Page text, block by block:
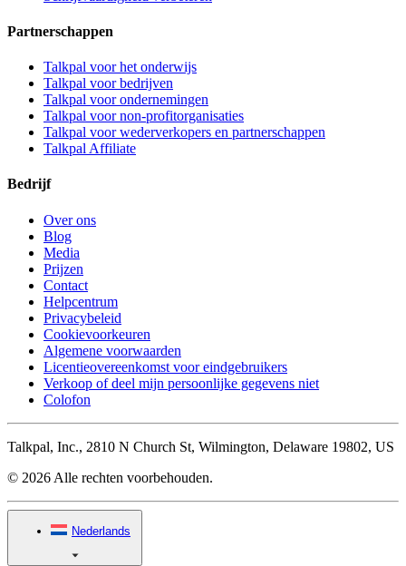
Partnerschappen
Talkpal voor het onderwijs
Talkpal voor bedrijven
Talkpal voor ondernemingen
Talkpal voor non-profitorganisaties
Talkpal voor wederverkopers en partnerschappen
Talkpal Affiliate
Bedrijf
Over ons
Blog
Media
Prijzen
Contact
Helpcentrum
Privacybeleid
Cookievoorkeuren
Algemene voorwaarden
Licentieovereenkomst voor eindgebruikers
Verkoop of deel mijn persoonlijke gegevens niet
Colofon
Talkpal, Inc., 2810 N Church St, Wilmington, Delaware 19802, US
© 2026 Alle rechten voorbehouden.
Nederlands